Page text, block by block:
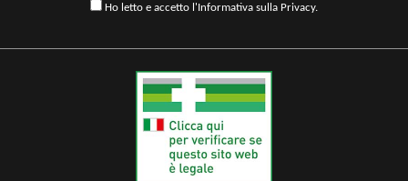
Ho letto e accetto l'Informativa sulla Privacy.